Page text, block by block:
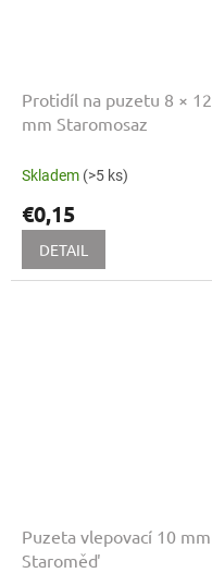
Protidíl na puzetu 8 × 12
mm Staromosaz
Skladem (>5 ks)
€0,15
DETAIL
Puzeta vlepovací 10 mm
Staroměď